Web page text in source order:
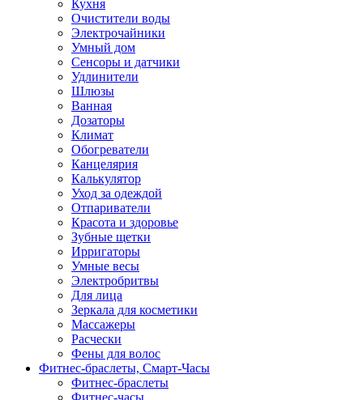
Кухня
Очистители воды
Электрочайники
Умный дом
Сенсоры и датчики
Удлинители
Шлюзы
Ванная
Дозаторы
Климат
Обогреватели
Канцелярия
Калькулятор
Уход за одеждой
Отпариватели
Красота и здоровье
Зубные щетки
Ирригаторы
Умные весы
Электробритвы
Для лица
Зеркала для косметики
Массажеры
Расчески
Фены для волос
Фитнес-браслеты, Смарт-Часы
Фитнес-браслеты
Фитнес-часы